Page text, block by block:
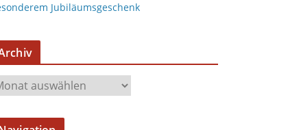
Jubiläumsgeschenk